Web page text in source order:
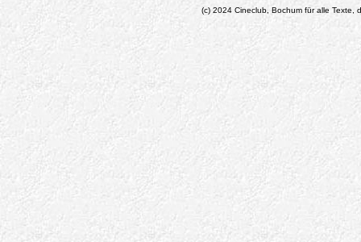
(c) 2024 Cineclub, Bochum für alle Texte,